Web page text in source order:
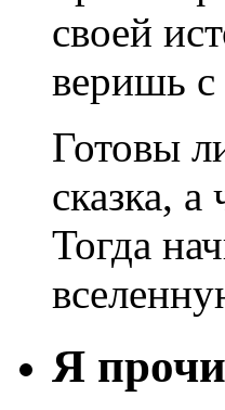
своей
веришь
Готовы
сказка, а
Тогда
Я